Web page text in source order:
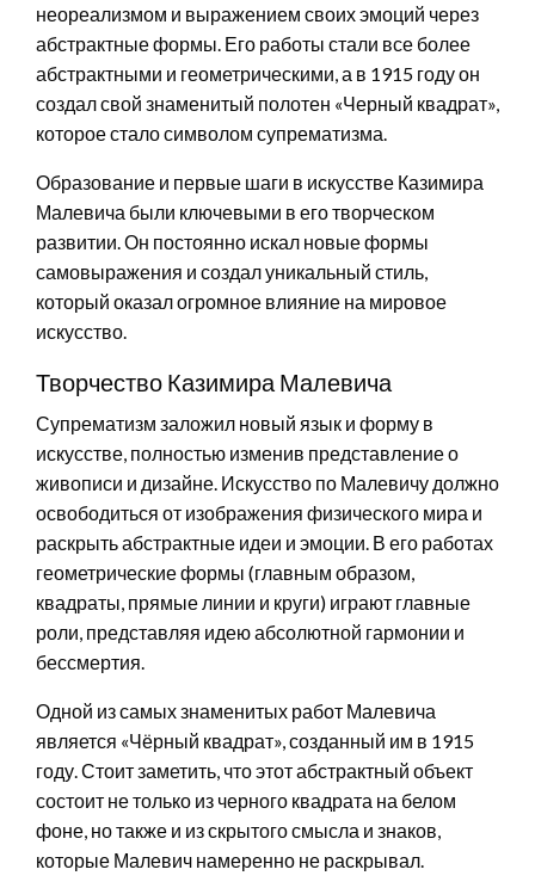
неореализмом и выражением своих эмоций через
абстрактные формы. Его работы стали все более
абстрактными и геометрическими, а в 1915 году он
создал свой знаменитый полотен «Черный квадрат»,
которое стало символом супрематизма.
Образование и первые шаги в искусстве Казимира
Малевича были ключевыми в его творческом
развитии. Он постоянно искал новые формы
самовыражения и создал уникальный стиль,
который оказал огромное влияние на мировое
искусство.
Творчество Казимира Малевича
Супрематизм заложил новый язык и форму в
искусстве, полностью изменив представление о
живописи и дизайне. Искусство по Малевичу должно
освободиться от изображения физического мира и
раскрыть абстрактные идеи и эмоции. В его работах
геометрические формы (главным образом,
квадраты, прямые линии и круги) играют главные
роли, представляя идею абсолютной гармонии и
бессмертия.
Одной из самых знаменитых работ Малевича
является «Чёрный квадрат», созданный им в 1915
году. Стоит заметить, что этот абстрактный объект
состоит не только из черного квадрата на белом
фоне, но также и из скрытого смысла и знаков,
которые Малевич намеренно не раскрывал.